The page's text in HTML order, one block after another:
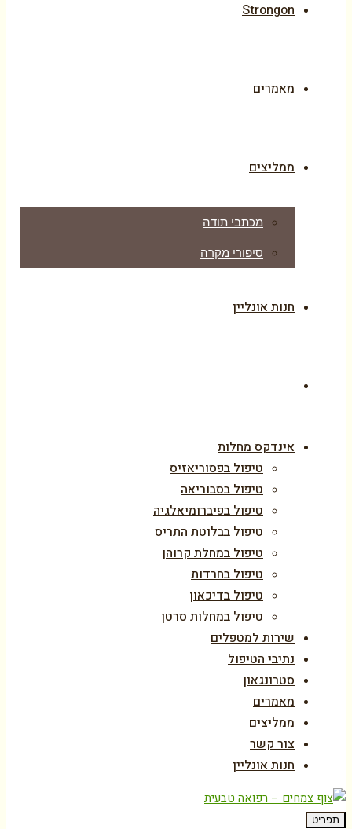
Strongon
מאמרים
ממליצים
מכתבי תודה
סיפורי מקרה
חנות אונליין
אינדקס מחלות
טיפול בפסוריאזיס
טיפול בסבוריאה
טיפול בפיברומיאלגיה
טיפול בבלוטת התריס
טיפול במחלת קרוהן
טיפול בחרדות
טיפול בדיכאון
טיפול במחלות סרטן
שירות למטפלים
נתיבי הטיפול
סטרונגאון
מאמרים
ממליצים
צור קשר
חנות אונליין
תפריט